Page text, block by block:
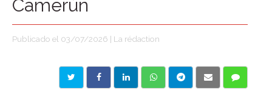
Camerún
Publicado el 03/07/2026 | La rédaction